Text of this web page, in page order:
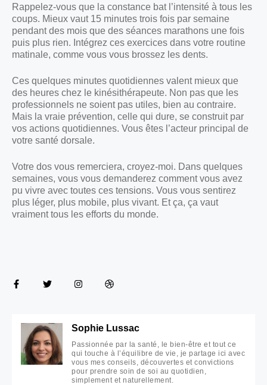
Rappelez-vous que la constance bat l’intensité à tous les
coups. Mieux vaut 15 minutes trois fois par semaine
pendant des mois que des séances marathons une fois
puis plus rien. Intégrez ces exercices dans votre routine
matinale, comme vous vous brossez les dents.
Ces quelques minutes quotidiennes valent mieux que
des heures chez le kinésithérapeute. Non pas que les
professionnels ne soient pas utiles, bien au contraire.
Mais la vraie prévention, celle qui dure, se construit par
vos actions quotidiennes. Vous êtes l’acteur principal de
votre santé dorsale.
Votre dos vous remerciera, croyez-moi. Dans quelques
semaines, vous vous demanderez comment vous avez
pu vivre avec toutes ces tensions. Vous vous sentirez
plus léger, plus mobile, plus vivant. Et ça, ça vaut
vraiment tous les efforts du monde.
Sophie Lussac
Passionnée par la santé, le bien-être et tout ce
qui touche à l’équilibre de vie, je partage ici avec
vous mes conseils, découvertes et convictions
pour prendre soin de soi au quotidien,
simplement et naturellement.